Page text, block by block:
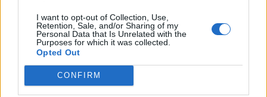
I want to opt-out of Collection, Use,
Retention, Sale, and/or Sharing of my
Personal Data that Is Unrelated with the
Purposes for which it was collected.
Opted Out
CONFIRM
igyekszik felhúzódni a hegyekbe, ha
nem kedveli a mediterrán
éghajlatot. Ahonnan a helyiek
bármit megadnának, ha
elmehetnének a világon bárhova.